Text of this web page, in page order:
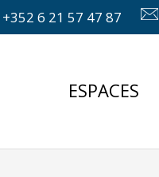
+352 6 21 57 47 87
ESPACES